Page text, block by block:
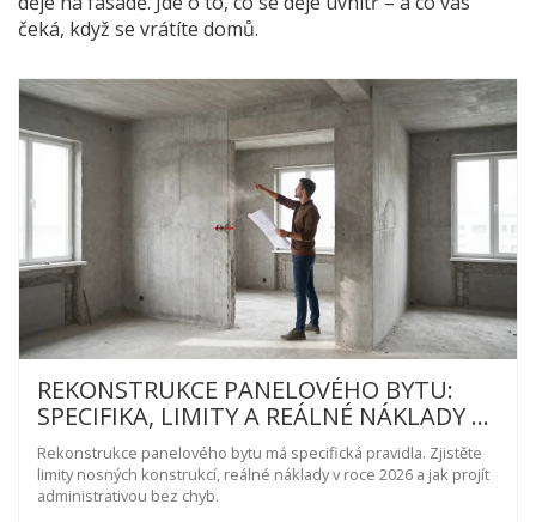
čeká, když se vrátíte domů.
REKONSTRUKCE PANELOVÉHO BYTU:
SPECIFIKA, LIMITY A REÁLNÉ NÁKLADY V
ROCE 2026
Rekonstrukce panelového bytu má specifická pravidla. Zjistěte
limity nosných konstrukcí, reálné náklady v roce 2026 a jak projít
administrativou bez chyb.